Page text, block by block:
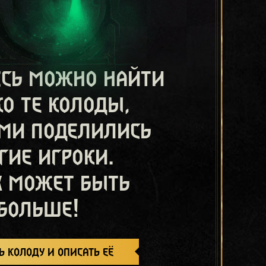
можно найти
те колоды,
поделились
игроки.
может быть
больше!
колоду и описать её